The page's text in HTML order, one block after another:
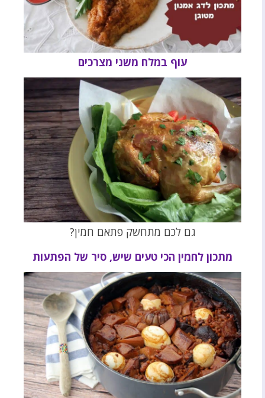
עוף במלח משני מצרכים
גם לכם מתחשק פתאם חמין?
מתכון לחמין הכי טעים שיש, סיר של הפתעות